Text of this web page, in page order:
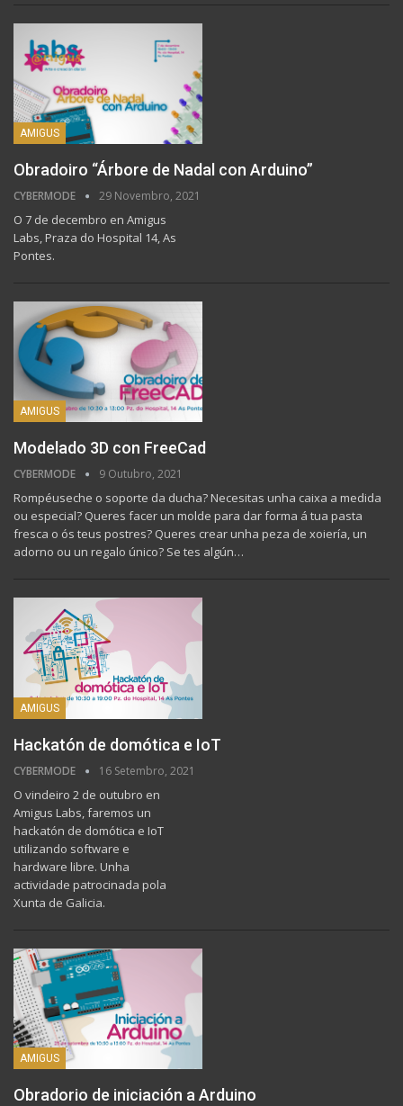
AMIGUS
Obradoiro “Árbore de Nadal con Arduino”
CYBERMODE 29 Novembro, 2021
O 7 de decembro en Amigus
Labs, Praza do Hospital 14, As
Pontes.
AMIGUS
Modelado 3D con FreeCad
CYBERMODE 9 Outubro, 2021
Rompéuseche o soporte da ducha? Necesitas unha caixa a medida
ou especial? Queres facer un molde para dar forma á tua pasta
fresca o ós teus postres? Queres crear unha peza de xoiería, un
adorno ou un regalo único? Se tes algún…
AMIGUS
Hackatón de domótica e IoT
CYBERMODE 16 Setembro, 2021
O vindeiro 2 de outubro en
Amigus Labs, faremos un
hackatón de domótica e IoT
utilizando software e
hardware libre. Unha
actividade patrocinada pola
Xunta de Galicia.
AMIGUS
Obradorio de iniciación a Arduino